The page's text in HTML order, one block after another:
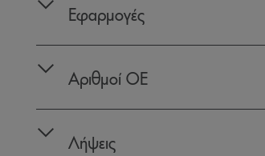
Εφαρμογές
Αριθμοί OE
Λήψεις